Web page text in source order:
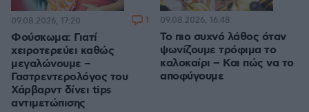
Φούσκωμα: Γιατί
χειροτερεύει καθώς
μεγαλώνουμε –
Γαστρεντερολόγος του
Χάρβαρντ δίνει tips
αντιμετώπισης
09.08.2026, 17:20 1
Το πιο συχνό λάθος όταν
ψωνίζουμε τρόφιμα το
καλοκαίρι – Και πώς να το
αποφύγουμε
09.08.2026, 16:48